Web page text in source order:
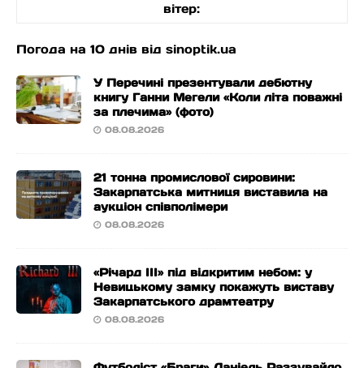
вітер:
Погода на 10 днів від sinoptik.ua
У Перечині презентували дебютну
книгу Ганни Мегели «Коли літа поважні
за плечима» (фото)
08.08.2026
21 тонна промислової сировини:
Закарпатська митниця виставила на
аукціон співполімери
08.08.2026
«Річард ІІІ» під відкритим небом: у
Невицькому замку покажуть виставу
Закарпатського драмтеатру
08.08.2026